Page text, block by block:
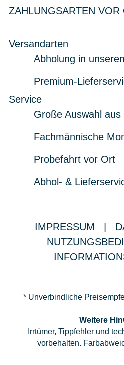
ZAHLUNGSARTEN VOR
Versandarten
Abholung in
Premium-
Service
Große Auswahl aus
Fachmännische
Probefahrt vor Ort
Abhol- &
IMPRESSUM
* Unverbindliche
Weitere
Irrtümer, Tippfehler und
vorbehalten.